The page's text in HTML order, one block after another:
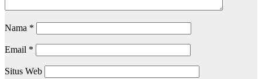
Nama *
Email *
Situs Web